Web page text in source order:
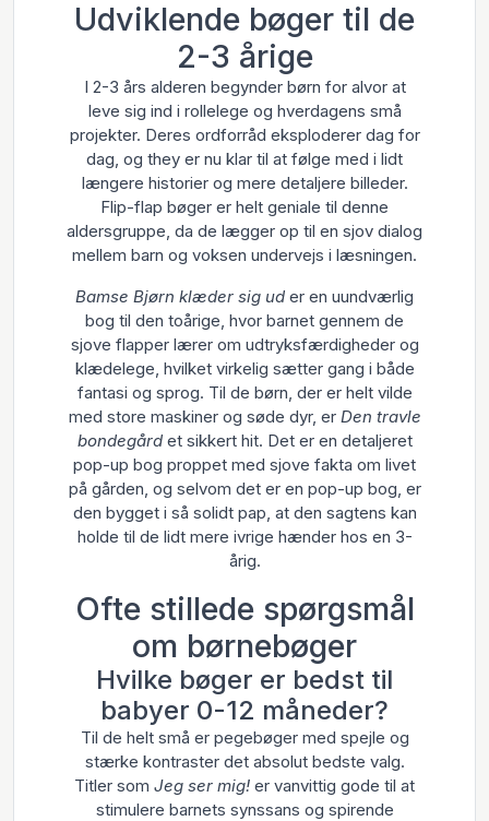
Udviklende bøger til de
2-3 årige
I 2-3 års alderen begynder børn for alvor at
leve sig ind i rollelege og hverdagens små
projekter. Deres ordforråd eksploderer dag for
dag, og they er nu klar til at følge med i lidt
længere historier og mere detaljere billeder.
Flip-flap bøger er helt geniale til denne
aldersgruppe, da de lægger op til en sjov dialog
mellem barn og voksen undervejs i læsningen.
Bamse Bjørn klæder sig ud er en uundværlig
bog til den toårige, hvor barnet gennem de
sjove flapper lærer om udtryksfærdigheder og
klædelege, hvilket virkelig sætter gang i både
fantasi og sprog. Til de børn, der er helt vilde
med store maskiner og søde dyr, er Den travle
bondegårdet sikkert hit. Det er en detaljeret
pop-up bog proppet med sjove fakta om livet
på gården, og selvom det er en pop-up bog, er
den bygget i så solidt pap, at den sagtens kan
holde til de lidt mere ivrige hænder hos en 3-
årig.
Ofte stillede spørgsmål
om børnebøger
Hvilke bøger er bedst til
babyer 0-12 måneder?
Til de helt små er pegebøger med spejle og
stærke kontraster det absolut bedste valg.
Titler som Jeg ser mig! er vanvittig gode til at
stimulere barnets synssans og spirende